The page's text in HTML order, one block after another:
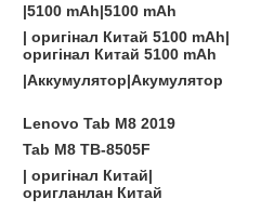
|5100 mAh|5100 mAh
| оригінал Китай 5100 mAh|
оригінал Китай 5100 mAh
|Аккумулятор|Акумулятор
Lenovo Tab M8 2019
Tab M8 TB-8505F
| оригінал Китай|
оригланлан Китай